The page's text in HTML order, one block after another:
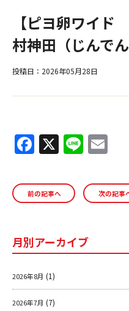
News
アナウンサー
やまがた情熱市場
【ピヨ卵ワイ
村神田（じんでん
投稿日：2026年05月28日
F
c
e
o
o
k
X Li
e ai
l
前の記事へ 次の記事
月別アーカイブ
2026年8月 (1)
2026年7月 (7)